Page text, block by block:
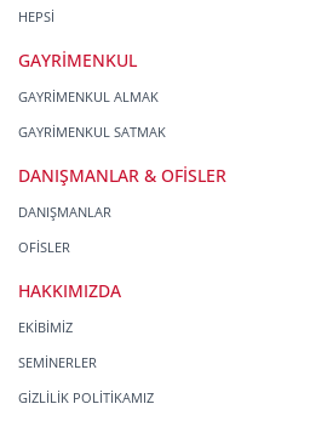
HEPSİ
GAYRİMENKUL
GAYRİMENKUL ALMAK
GAYRİMENKUL SATMAK
DANIŞMANLAR & OFİSLER
DANIŞMANLAR
OFİSLER
HAKKIMIZDA
EKİBİMİZ
SEMİNERLER
GİZLİLİK POLİTİKAMIZ